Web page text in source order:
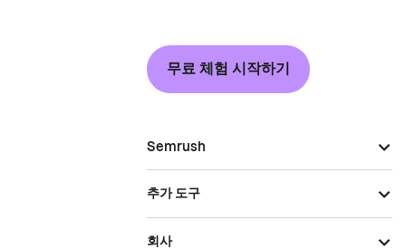
무료 체험 시작하기
Semrush
추가 도구
회사